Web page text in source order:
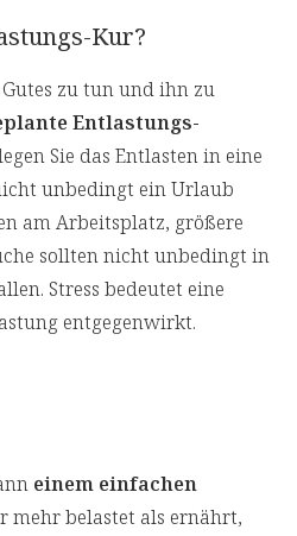
Kur?
zu tun und ihn zu
Entlastungs-
Sie das Entlasten in eine
unbedingt ein Urlaub
am Arbeitsplatz, größere
sollten nicht unbedingt in
Stress bedeutet eine
entgegenwirkt.
einem einfachen
mehr belastet als ernährt,